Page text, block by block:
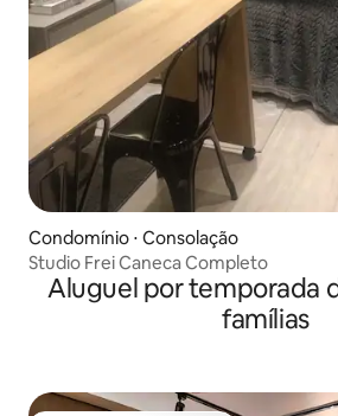
Condomínio ⋅ Consolação
Studio Frei Caneca Completo
Aluguel por temporada
famílias